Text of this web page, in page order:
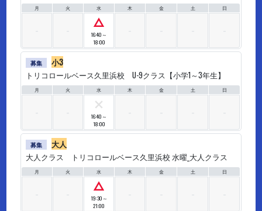
月 火 水 木 金 土 日
16:40～
18:00
募集
小3
トリコロールベース久里浜校 U-9クラス【小学1～3年生】
月 火 水 木 金 土 日
16:40～
18:00
募集
大人
大人クラス トリコロールベース久里浜校 水曜_大人クラス
月 火 水 木 金 土 日
19:30～
21:00